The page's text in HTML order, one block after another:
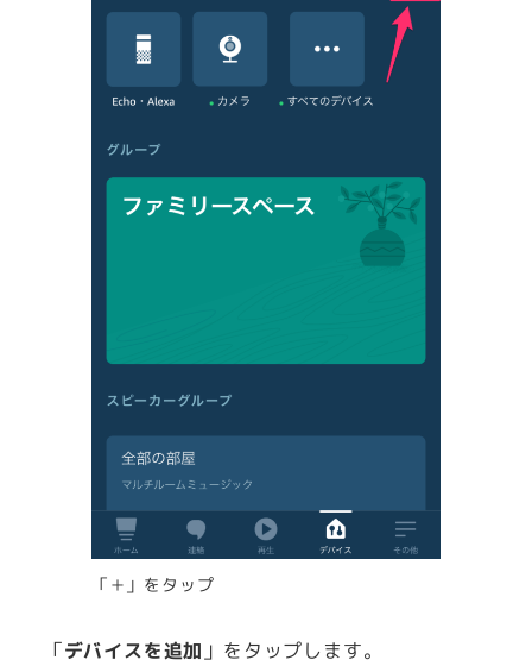
「＋」をタップ
「デバイスを追加 」をタップします。